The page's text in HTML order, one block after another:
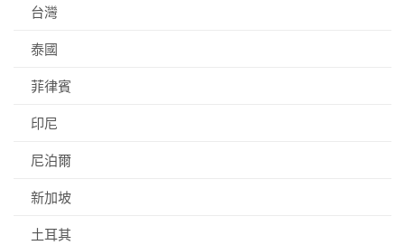
台灣
泰國
菲律賓
印尼
尼泊爾
新加坡
土耳其